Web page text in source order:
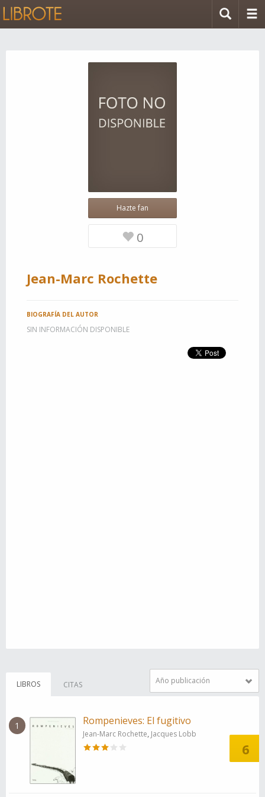
Hazte fan
0
Jean-Marc Rochette
BIOGRAFÍA DEL AUTOR
SIN INFORMACIÓN DISPONIBLE
LIBROS CITAS Año publicación
1 Rompenieves: El fugitivo
Jean-Marc Rochette, Jacques Lobb
6